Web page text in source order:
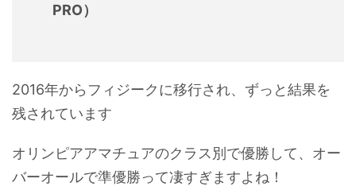
PRO）
2016年からフィジークに移行され、ずっと結果を
残されています
オリンピアアマチュアのクラス別で優勝して、オー
バーオールで準優勝って凄すぎますよね！